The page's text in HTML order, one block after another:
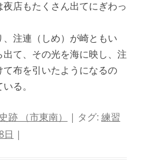
店もたくさん出てにぎわっ
注連（しめ）が崎ともい
て、その光を海に映し、注
布を引いたようになるの
る。
跡 （市東南） | タグ: 練習
日 |